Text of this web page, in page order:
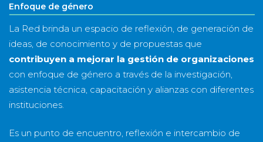
Enfoque de género
La Red brinda un espacio de reflexión, de generación de
ideas, de conocimiento y de propuestas que
contribuyen a mejorar la gestión de organizaciones
con enfoque de género a través de la investigación,
asistencia técnica, capacitación y alianzas con diferentes
instituciones.
Es un punto de encuentro, reflexión e intercambio de